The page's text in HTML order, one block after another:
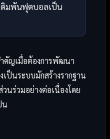
ดิมพันฟุตบอลเป็น
คัญเมื่อต้องการพัฒนา
ป็นระบบมักสร้างรากฐาน
นร่วมอย่างต่อเนื่องโดย
น